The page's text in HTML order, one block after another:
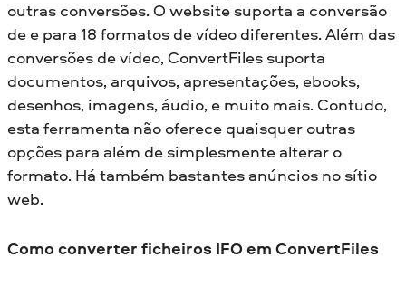
outras conversões. O website suporta a conversão
de e para 18 formatos de vídeo diferentes. Além das
conversões de vídeo, ConvertFiles suporta
documentos, arquivos, apresentações, ebooks,
desenhos, imagens, áudio, e muito mais. Contudo,
esta ferramenta não oferece quaisquer outras
opções para além de simplesmente alterar o
formato. Há também bastantes anúncios no sítio
web.
Como converter ficheiros IFO em ConvertFiles